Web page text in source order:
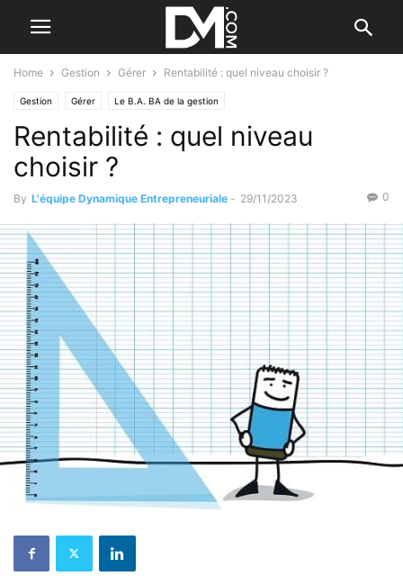
Home Gestion Gérer Rentabilité : quel niveau choisir ?
Gestion Gérer Le B.A. BA de la gestion
Rentabilité : quel niveau
choisir ?
By L'équipe Dynamique Entrepreneuriale - 29/11/2023 0